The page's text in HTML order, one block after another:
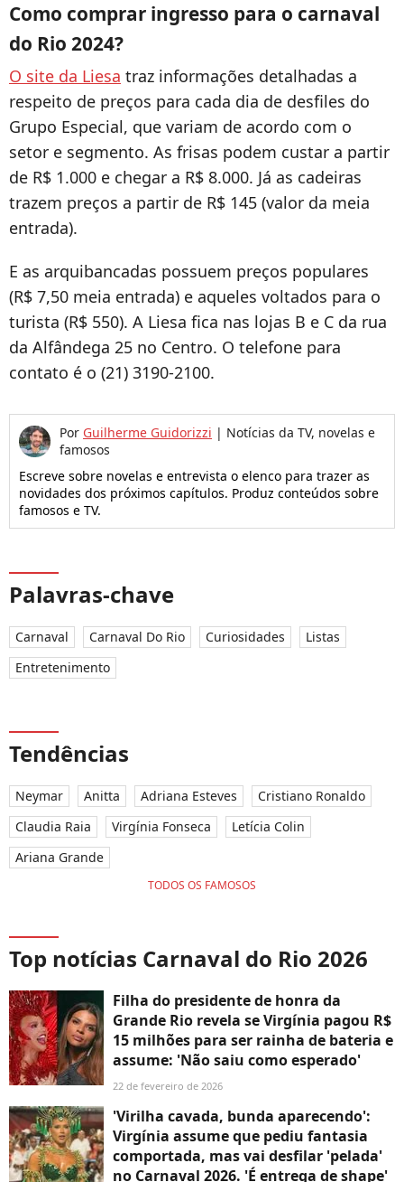
Como comprar ingresso para o carnaval
do Rio 2024?
O site da Liesa traz informações detalhadas a
respeito de preços para cada dia de desfiles do
Grupo Especial, que variam de acordo com o
setor e segmento. As frisas podem custar a partir
de R$ 1.000 e chegar a R$ 8.000. Já as cadeiras
trazem preços a partir de R$ 145 (valor da meia
entrada).
E as arquibancadas possuem preços populares
(R$ 7,50 meia entrada) e aqueles voltados para o
turista (R$ 550). A Liesa fica nas lojas B e C da rua
da Alfândega 25 no Centro. O telefone para
contato é o (21) 3190-2100.
Por Guilherme Guidorizzi | Notícias da TV, novelas e
famosos
Escreve sobre novelas e entrevista o elenco para trazer as
novidades dos próximos capítulos. Produz conteúdos sobre
famosos e TV.
Palavras-chave
Carnaval Carnaval Do Rio Curiosidades
Listas
Entretenimento
Tendências
Neymar Anitta Adriana Esteves
Cristiano Ronaldo
Claudia Raia
Virgínia Fonseca
Letícia Colin
Ariana Grande
TODOS OS FAMOSOS
Top notícias Carnaval do Rio 2026
Filha do presidente de honra da
Grande Rio revela se Virgínia pagou R$
15 milhões para ser rainha de bateria e
assume: 'Não saiu como esperado'
22 de fevereiro de 2026
'Virilha cavada, bunda aparecendo':
Virgínia assume que pediu fantasia
comportada, mas vai desfilar 'pelada'
no Carnaval 2026. 'É entrega de shape'